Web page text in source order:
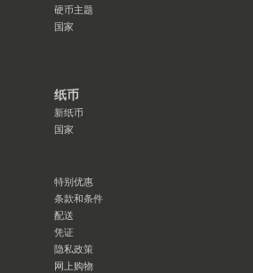
硬币主题
国家
纸币
新纸币
国家
特别优惠
条款和条件
配送
凭证
隐私政策
网上购物